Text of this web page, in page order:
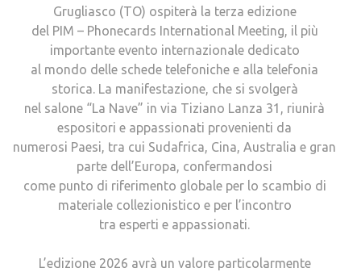
Grugliasco (TO) ospiterà la terza edizione
del PIM – Phonecards International Meeting, il più
importante evento internazionale dedicato
al mondo delle schede telefoniche e alla telefonia
storica. La manifestazione, che si svolgerà
nel salone “La Nave” in via Tiziano Lanza 31, riunirà
espositori e appassionati provenienti da
numerosi Paesi, tra cui Sudafrica, Cina, Australia e gran
parte dell’Europa, confermandosi
come punto di riferimento globale per lo scambio di
materiale collezionistico e per l’incontro
tra esperti e appassionati.
L’edizione 2026 avrà un valore particolarmente